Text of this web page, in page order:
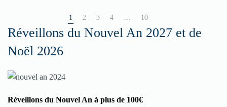
1 2 3 4 10
Réveillons du Nouvel An 2027 et de
Noël 2026
Réveillons du Nouvel An à plus de 100€